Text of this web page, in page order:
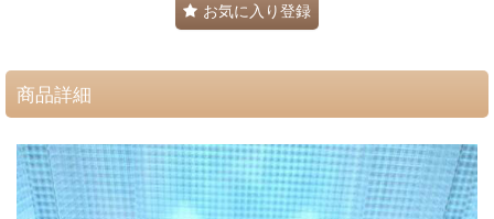
お気に入り登録
商品詳細